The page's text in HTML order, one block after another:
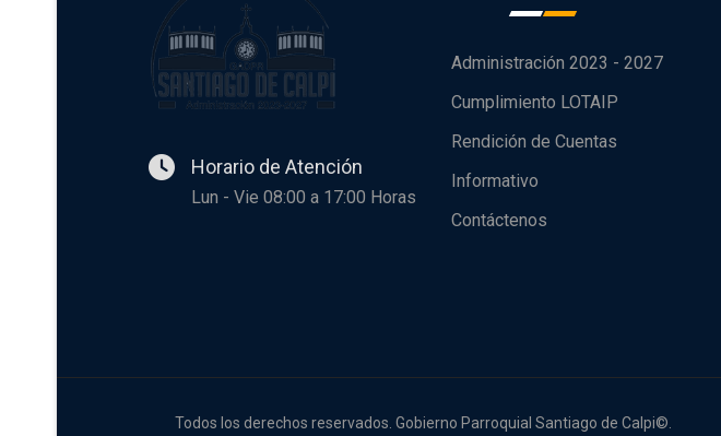
Horario de Atención
Lun - Vie 08:00 a 17:00 Horas
Administración 2023 - 2027
Cumplimiento LOTAIP
Rendición de Cuentas
Informativo
Contáctenos
Todos los derechos reservados. Gobierno Parroquial Santiago de Calpi©.